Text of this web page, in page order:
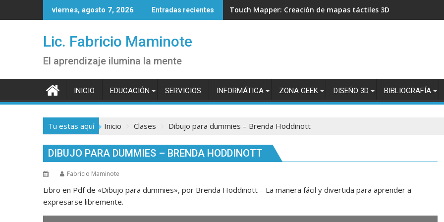
al
viernes, agosto 7, 2026 Entradas recientes Touch Mapper: Creación de mapas táctiles 3D para
Lic. Fabricio Maminote
El aprendizaje ilumina la mente
INICIO EDUCACIÓN SERVICIOS INFORMÁTICA ZONA GEEK DISEÑO 3D BIBLIOGRAFÍA
Tu estas aquí Inicio Clases Dibujo para dummies – Brenda Hoddinott
DIBUJO PARA DUMMIES – BRENDA HODDINOTT
Fabricio Maminote
Libro en Pdf de «Dibujo para dummies», por Brenda Hoddinott – La manera fácil y divertida para aprender a
expresarse libremente.